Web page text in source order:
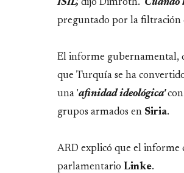
ISIL', dijo Dimroth. 'Cuando
preguntado por la filtración
El informe gubernamental,
que Turquía se ha
una 'afinidad ideológica'con
grupos armados en Siria.
ARD explicó que el informe
parlamentario Linke.